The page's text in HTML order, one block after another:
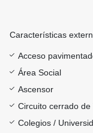
Características
Acceso
Área Social
Ascensor
Circuito cerrado de
Colegios /